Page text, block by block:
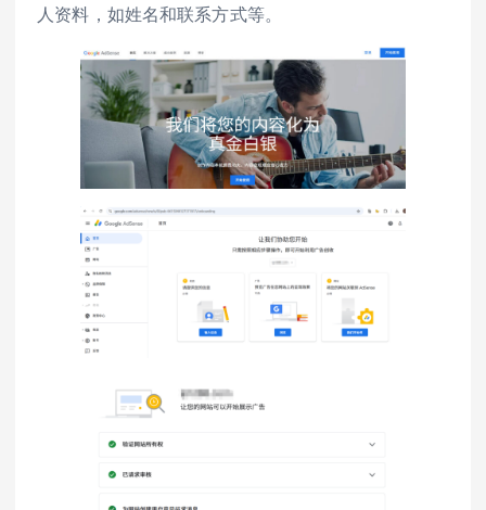
人资料，如姓名和联系方式等。